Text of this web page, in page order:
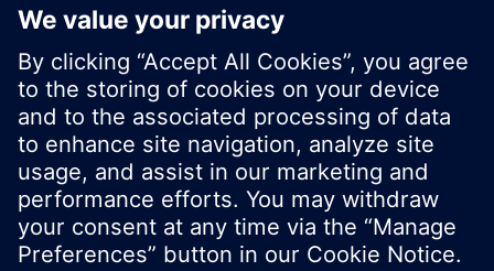
© Siemens Switzerland Ltd. 2020